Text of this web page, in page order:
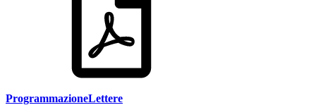
ProgrammazioneLettere